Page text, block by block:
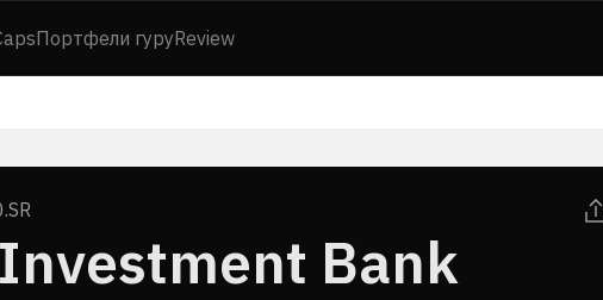
Портфели гуруReview
Bank